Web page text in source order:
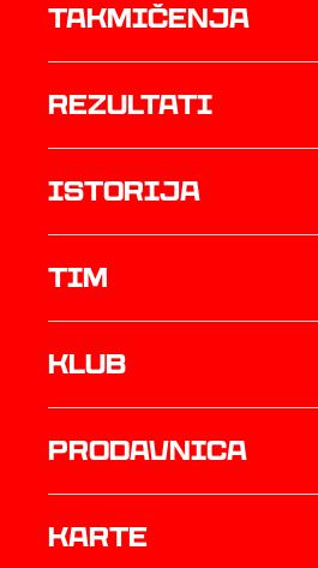
Takmičenja
rezultati
istorija
TIM
Klub
prodavnica
Karte